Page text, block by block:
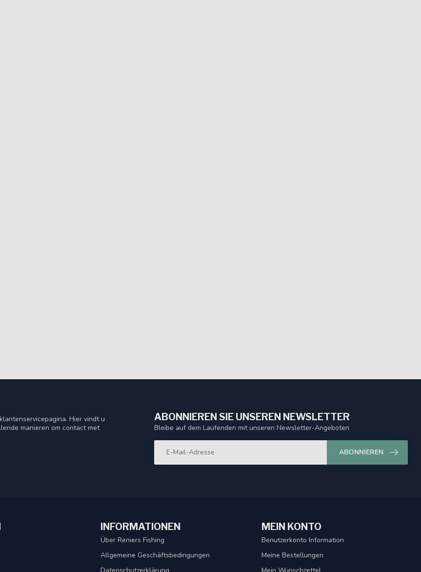
Hier vindt u
manieren om contact met
ABONNIEREN SIE UNSEREN NEWSLETTER
Bleibe auf dem Laufenden mit unseren Newsletter-Angeboten
ABONNIEREN
INFORMATIONEN
Über Reniers Fishing
Allgemeine Geschäftsbedingungen
Datenschutzerklärung
MEIN KONTO
Benutzerkonto Information
Meine Bestellungen
Mein Wunschzettel